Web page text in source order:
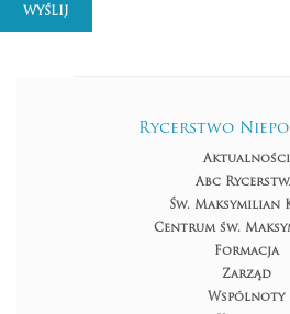
WYŚLIJ
Rycerstwo
Aktualności
Abc
Św. Maksymilian
Centrum św.
Formacja
Zarząd
Wspólnoty